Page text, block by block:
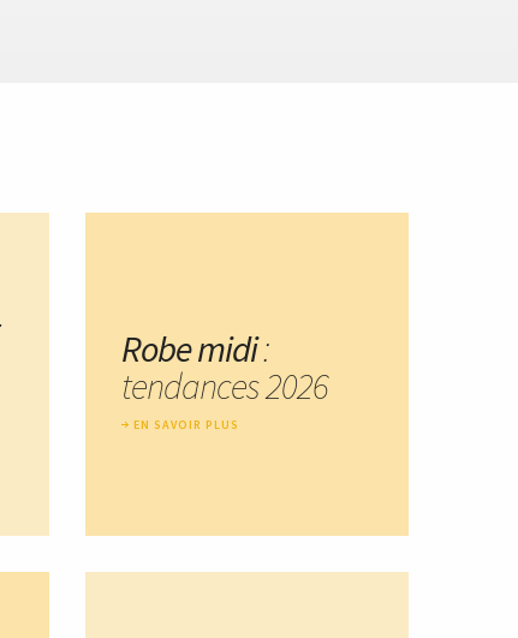
Robe midi:
tendances 2026
EN SAVOIR PLUS